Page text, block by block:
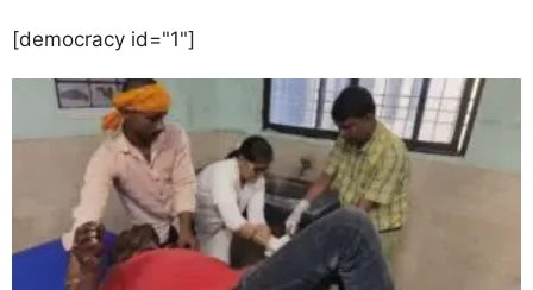
[democracy id="1"]